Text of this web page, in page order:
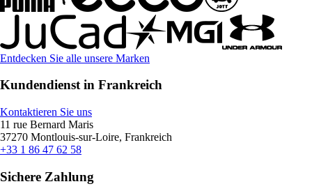
Entdecken Sie alle unsere Marken
Kundendienst in Frankreich
Kontaktieren Sie uns
11 rue Bernard Maris
37270 Montlouis-sur-Loire, Frankreich
+33 1 86 47 62 58
Sichere Zahlung